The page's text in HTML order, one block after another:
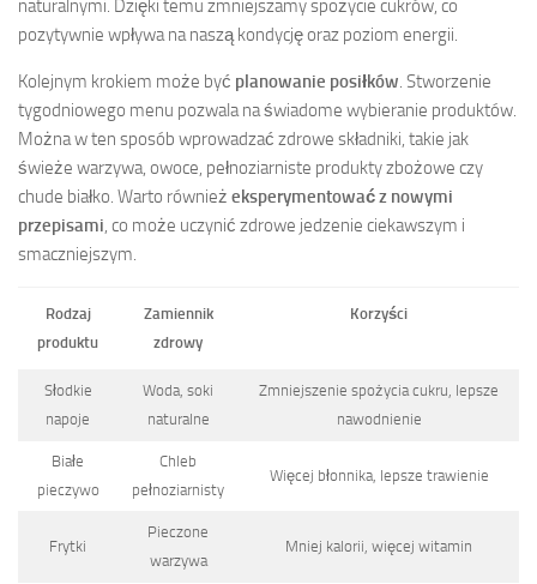
naturalnymi. Dzięki temu zmniejszamy spożycie cukrów, co
pozytywnie wpływa na naszą kondycję oraz poziom energii.
Kolejnym krokiem może być planowanie posiłków. Stworzenie
tygodniowego menu pozwala na świadome wybieranie produktów.
Można w ten sposób wprowadzać zdrowe składniki, takie jak
świeże warzywa, owoce, pełnoziarniste produkty zbożowe czy
chude białko. Warto również eksperymentować z nowymi
przepisami, co może uczynić zdrowe jedzenie ciekawszym i
smaczniejszym.
Rodzaj
produktu
Zamiennik
zdrowy
Korzyści
Słodkie
napoje
Woda, soki
naturalne
Zmniejszenie spożycia cukru, lepsze
nawodnienie
Białe
pieczywo
Chleb
pełnoziarnisty
Więcej błonnika, lepsze trawienie
Frytki
Pieczone
warzywa
Mniej kalorii, więcej witamin